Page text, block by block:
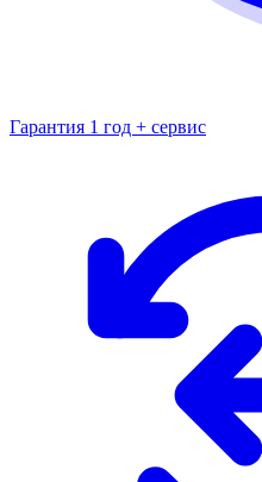
Гарантия 1 год + сервис